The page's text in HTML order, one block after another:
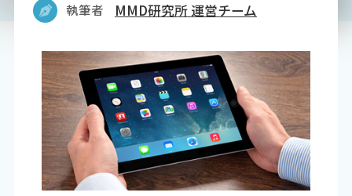
執筆者 MMD研究所 運営チーム